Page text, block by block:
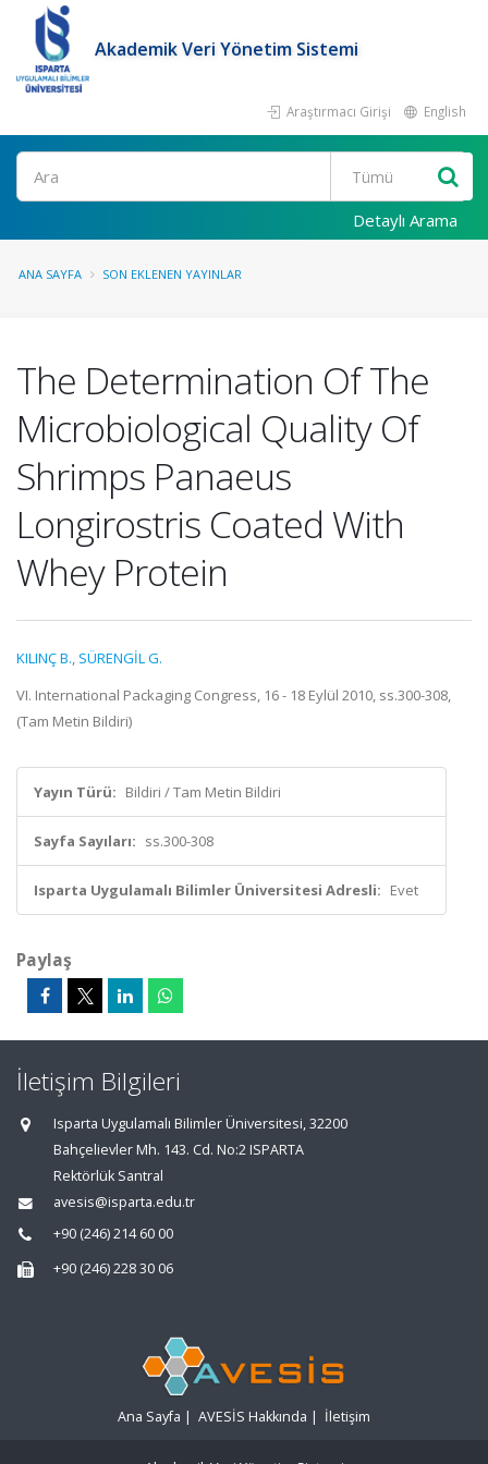
Akademik Veri Yönetim Sistemi
Araştırmacı Girişi English
Ara
Detaylı Arama
ANA SAYFA SON EKLENEN YAYINLAR
The Determination Of The
Microbiological Quality Of
Shrimps Panaeus
Longirostris Coated With
Whey Protein
KILINÇ B., SÜRENGİL G.
VI. International Packaging Congress, 16 - 18 Eylül 2010, ss.300-308,
(Tam Metin Bildiri)
Yayın Türü: Bildiri / Tam Metin Bildiri
Sayfa Sayıları: ss.300-308
Isparta Uygulamalı Bilimler Üniversitesi Adresli: Evet
Paylaş
İletişim Bilgileri
Isparta Uygulamalı Bilimler Üniversitesi, 32200
Bahçelievler Mh. 143. Cd. No:2 ISPARTA
Rektörlük Santral
avesis@isparta.edu.tr
+90 (246) 214 60 00
+90 (246) 228 30 06
Ana Sayfa | AVESİS Hakkında | İletişim